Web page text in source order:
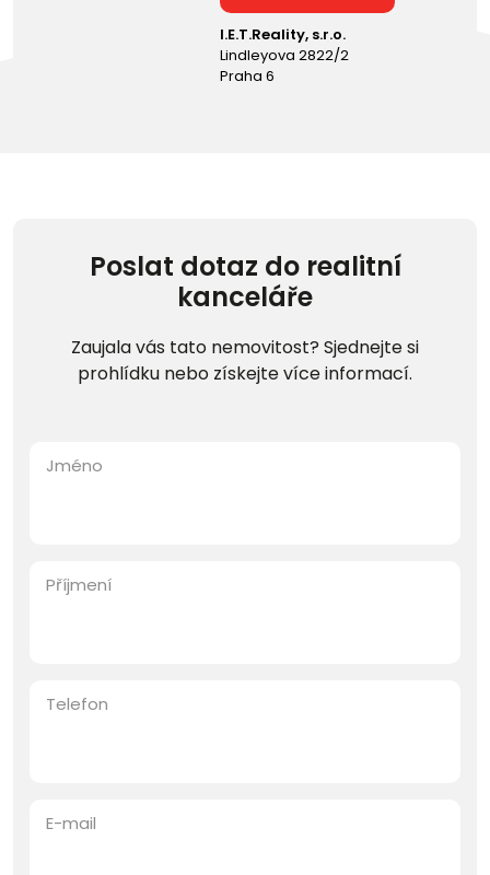
I.E.T.Reality, s.r.o.
Lindleyova 2822/2
Praha 6
Poslat dotaz do realitní
kanceláře
Zaujala vás tato nemovitost? Sjednejte si
prohlídku nebo získejte více informací.
Jméno
Příjmení
Telefon
E-mail